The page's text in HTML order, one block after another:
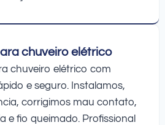
chuveiro elétrico
chuveiro elétrico com
e seguro. Instalamos,
corrigimos mau contato,
e fio queimado. Profissional